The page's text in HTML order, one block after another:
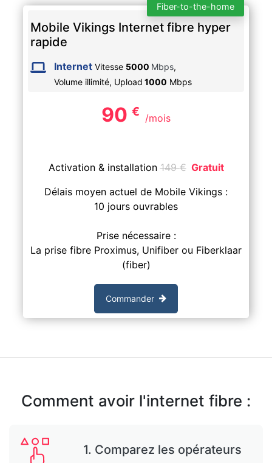
Fiber-to-the-home
Mobile Vikings Internet fibre hyper
rapide
Internet Vitesse 5000 Mbps,
Volume illimité, Upload 1000 Mbps
90 € /mois
Activation & installation149€ Gratuit
Délais moyen actuel de Mobile Vikings :
10 jours ouvrables
Prise nécessaire :
La prise fibre Proximus, Unifiber ou Fiberklaar
(fiber)
Commander
Comment avoir l'internet fibre :
1. Comparez les opérateurs